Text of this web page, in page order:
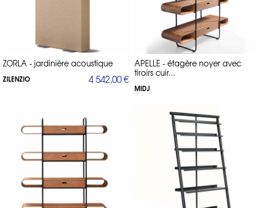
ZORLA - jardinière acoustique
ZILENZIO 4 542,00 €
APELLE - étagère noyer avec
tiroirs cuir...
MIDJ